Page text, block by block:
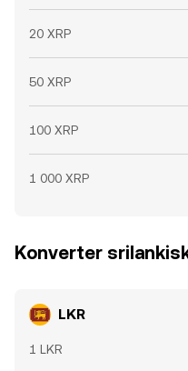
20 XRP
50 XRP
100 XRP
1 000 XRP
Konverter
LKR
1 LKR